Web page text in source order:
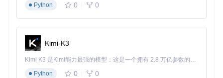
高级用户可通过自定义HTML壁纸实现系统资源监控。这类壁
价值。
🔍 深度探索：技术架构与实现原理
Python
0 0
Kimi-K3
Kimi K3 是Kimi能力最强的模型：这是一个拥有 2.8 万亿参数的混合专家（MoE）模型，具备原生视觉理解能力，并支持 100 万 token 的上下文窗口。
Python
0 0